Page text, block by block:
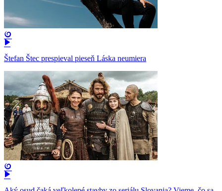
Štefan Štec prespieval pieseň Láska neumiera